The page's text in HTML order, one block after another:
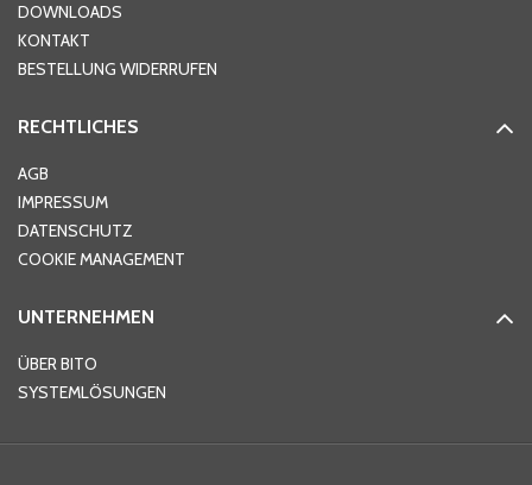
Ort*
Telefon
DOWNLOADS
KONTAKT
BESTELLUNG WIDERRUFEN
RECHTLICHES
AGB
IMPRESSUM
DATENSCHUTZ
COOKIE MANAGEMENT
UNTERNEHMEN
ÜBER BITO
SYSTEMLÖSUNGEN